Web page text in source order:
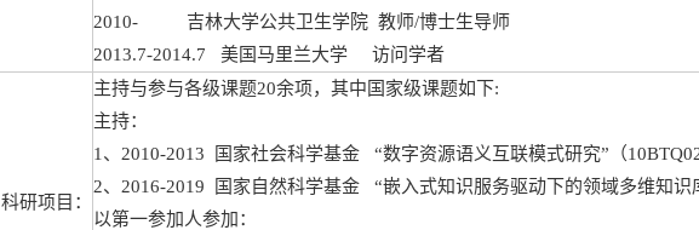
2010- 吉林大学公共卫生学院 教师/博士生导师
2013.7-2014.7 美国马里兰大学 访问学者
科研项目：
主持与参与各级课题20余项，其中国家级课题如下:
主持：
1、2010-2013 国家社会科学基金 “数字资源语义互联模式研究”（
2、2016-2019 国家自然科学基金 “嵌入式知识服务驱动下的领域多维知识
以第一参加人参加：